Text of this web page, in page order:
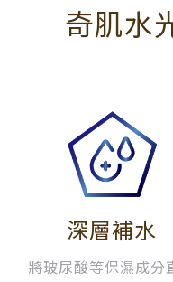
奇肌水
深層補水
將玻尿酸等保濕成分